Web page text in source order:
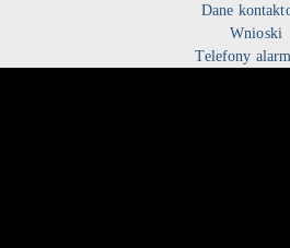
Dane
Wnioski
Telefony